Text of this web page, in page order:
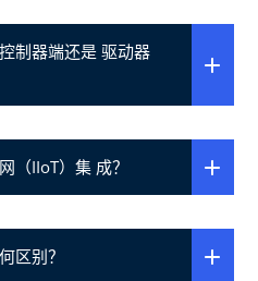
制器端还是 驱动器
（IIoT）集 成？
区别？